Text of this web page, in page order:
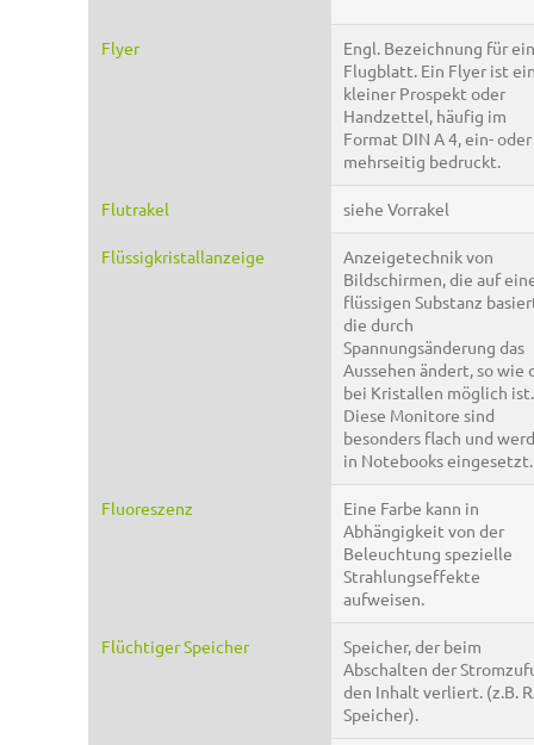
Flyer
Engl. Bezeichnung für ein
Flugblatt. Ein Flyer ist
kleiner Prospekt oder
Handzettel, häufig im
Format DIN A 4, ein- oder
mehrseitig bedruckt.
Flutrakel siehe Vorrakel
Flüssigkristallanzeige
Anzeigetechnik von
Bildschirmen, die auf
flüssigen Substanz
die durch
Spannungsänderung das
Aussehen ändert, so wie
bei Kristallen möglich ist.
Diese Monitore sind
besonders flach und
in Notebooks eingesetzt.
Fluoreszenz
Eine Farbe kann in
Abhängigkeit von der
Beleuchtung spezielle
Strahlungseffekte
aufweisen.
Flüchtiger Speicher
Speicher, der beim
Abschalten der
den Inhalt verliert. (z.B.
Speicher).